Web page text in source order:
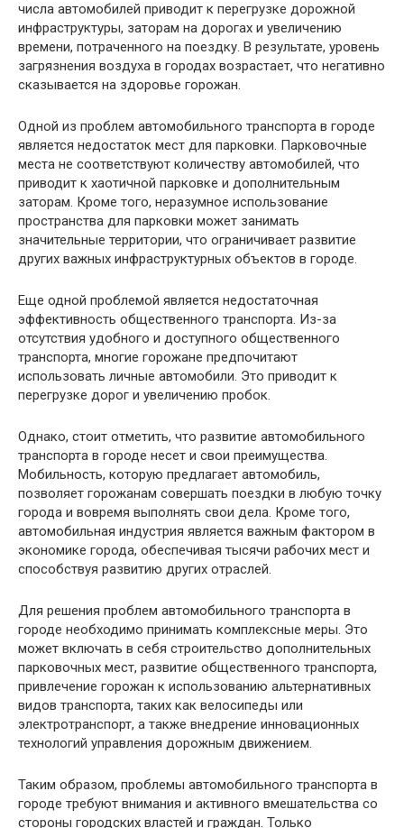
числа автомобилей приводит к перегрузке дорожной
инфраструктуры, заторам на дорогах и увеличению
времени, потраченного на поездку. В результате, уровень
загрязнения воздуха в городах возрастает, что негативно
сказывается на здоровье горожан.
Одной из проблем автомобильного транспорта в городе
является недостаток мест для парковки. Парковочные
места не соответствуют количеству автомобилей, что
приводит к хаотичной парковке и дополнительным
заторам. Кроме того, неразумное использование
пространства для парковки может занимать
значительные территории, что ограничивает развитие
других важных инфраструктурных объектов в городе.
Еще одной проблемой является недостаточная
эффективность общественного транспорта. Из-за
отсутствия удобного и доступного общественного
транспорта, многие горожане предпочитают
использовать личные автомобили. Это приводит к
перегрузке дорог и увеличению пробок.
Однако, стоит отметить, что развитие автомобильного
транспорта в городе несет и свои преимущества.
Мобильность, которую предлагает автомобиль,
позволяет горожанам совершать поездки в любую точку
города и вовремя выполнять свои дела. Кроме того,
автомобильная индустрия является важным фактором в
экономике города, обеспечивая тысячи рабочих мест и
способствуя развитию других отраслей.
Для решения проблем автомобильного транспорта в
городе необходимо принимать комплексные меры. Это
может включать в себя строительство дополнительных
парковочных мест, развитие общественного транспорта,
привлечение горожан к использованию альтернативных
видов транспорта, таких как велосипеды или
электротранспорт, а также внедрение инновационных
технологий управления дорожным движением.
Таким образом, проблемы автомобильного транспорта в
городе требуют внимания и активного вмешательства со
стороны городских властей и граждан. Только